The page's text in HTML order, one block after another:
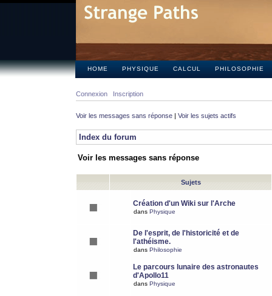
HOME PHYSIQUE CALCUL PHILOSOPHIE
Connexion Inscription
Voir les messages sans réponse | Voir les sujets actifs
Index du forum
Voir les messages sans réponse
Sujets
Création d'un Wiki sur l'Arche
dans Physique
De l'esprit, de l'historicité et de
l'athéisme.
dans Philosophie
Le parcours lunaire des astronautes
d'Apollo11
dans Physique